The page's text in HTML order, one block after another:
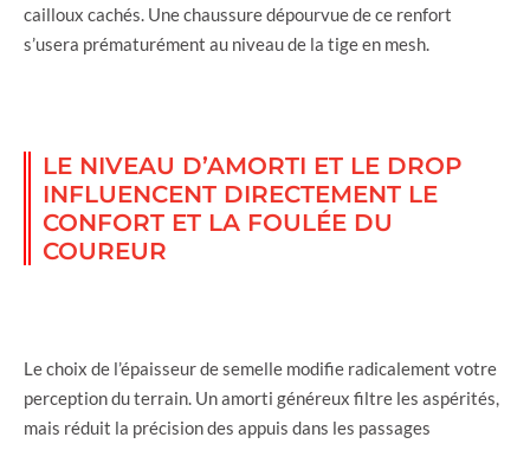
cailloux cachés. Une chaussure dépourvue de ce renfort
s’usera prématurément au niveau de la tige en mesh.
LE NIVEAU D’AMORTI ET LE DROP
INFLUENCENT DIRECTEMENT LE
CONFORT ET LA FOULÉE DU
COUREUR
Le choix de l’épaisseur de semelle modifie radicalement votre
perception du terrain. Un amorti généreux filtre les aspérités,
mais réduit la précision des appuis dans les passages